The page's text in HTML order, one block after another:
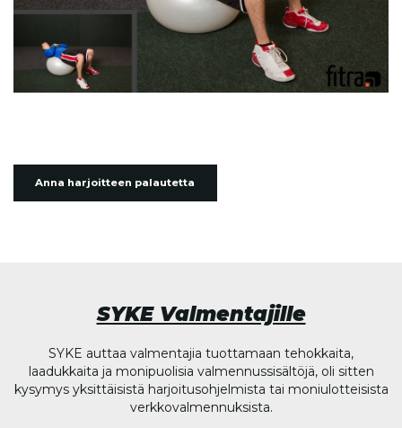
Anna harjoitteen palautetta
SYKE Valmentajille
SYKE auttaa valmentajia tuottamaan tehokkaita,
laadukkaita ja monipuolisia valmennussisältöjä, oli sitten
kysymys yksittäisistä harjoitusohjelmista tai moniulotteisista
verkkovalmennuksista.